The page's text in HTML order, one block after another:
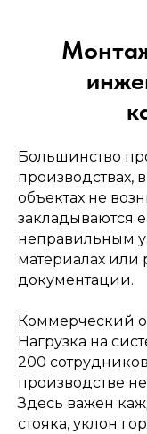
Большинство
производствах,
объектах не
закладываются
неправильным
материалах или
документации.
Коммерческий
Нагрузка на
200
производстве
Здесь важен
стояка, уклон
и
Монтаж
инженерных